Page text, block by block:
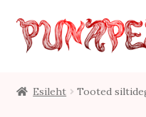
Liigu
navigeerimisele
Liigu
sisu
Esileht Tooted